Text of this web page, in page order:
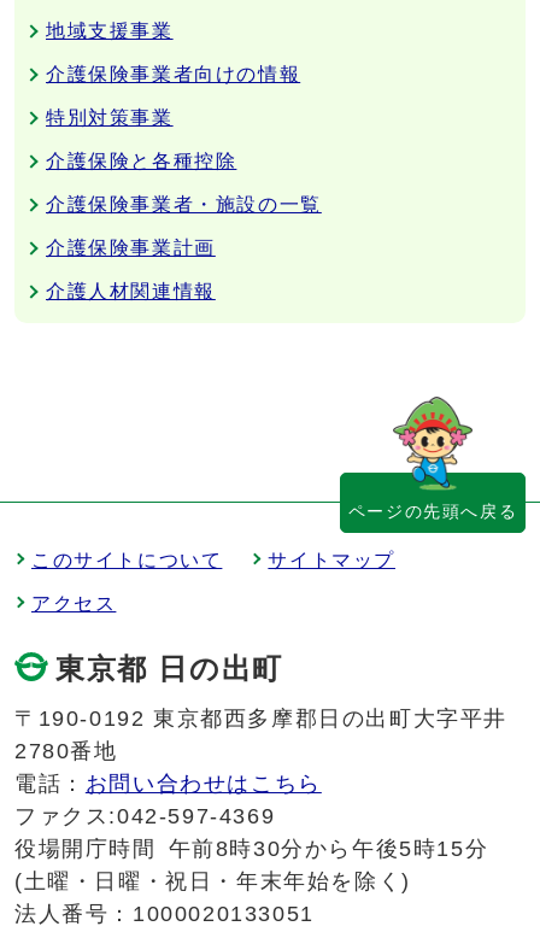
地域支援事業
介護保険事業者向けの情報
特別対策事業
介護保険と各種控除
介護保険事業者・施設の一覧
介護保険事業計画
介護人材関連情報
このサイトについて サイトマップ
アクセス
東京都 日の出町
〒190-0192 東京都西多摩郡日の出町大字平井
2780番地
電話： お問い合わせはこちら
ファクス:042-597-4369
役場開庁時間
午前8時30分から午後5時15分
(土曜・日曜・祝日・年末年始を除く)
法人番号：1000020133051
ページの先頭へ戻る